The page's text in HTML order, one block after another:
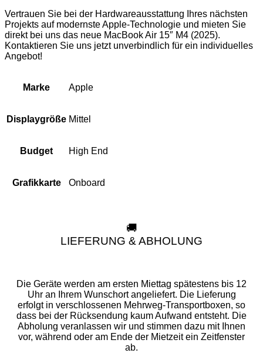
Vertrauen Sie bei der Hardwareausstattung Ihres nächsten
Projekts auf modernste Apple-Technologie und mieten Sie
direkt bei uns das neue MacBook Air 15″ M4 (2025).
Kontaktieren Sie uns jetzt unverbindlich für ein individuelles
Angebot!
Marke Apple
Displaygröße Mittel
Budget High End
Grafikkarte Onboard
🚚
LIEFERUNG & ABHOLUNG
Die Geräte werden am ersten Miettag spätestens bis 12
Uhr an Ihrem Wunschort angeliefert. Die Lieferung
erfolgt in verschlossenen Mehrweg-Transportboxen, so
dass bei der Rücksendung kaum Aufwand entsteht. Die
Abholung veranlassen wir und stimmen dazu mit Ihnen
vor, während oder am Ende der Mietzeit ein Zeitfenster
ab.